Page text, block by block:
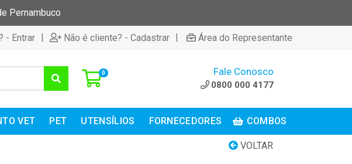
Pernambuco
- Entrar | Não é cliente? - Cadastrar | Área do Representante
0 Fale Conosco
0800 000 4177
VET PET UTENSÍLIOS FORNECEDORES COMBOS
VOLTAR